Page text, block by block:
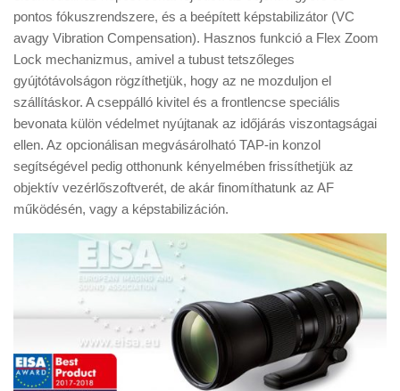
Érdekességek
Helyszíni Riport
E-BB
pontos fókuszrendszere, és a beépített képstabilizátor (VC
avagy Vibration Compensation). Hasznos funkció a Flex Zoom
Lock mechanizmus, amivel a tubust tetszőleges
gyújtótávolságon rögzíthetjük, hogy az ne mozduljon el
szállításkor. A cseppálló kivitel és a frontlencse speciális
bevonata külön védelmet nyújtanak az időjárás viszontagságai
ellen. Az opcionálisan megvásárolható TAP-in konzol
segítségével pedig otthonunk kényelmében frissíthetjük az
objektív vezérlőszoftverét, de akár finomíthatunk az AF
működésén, vagy a képstabilizáción.